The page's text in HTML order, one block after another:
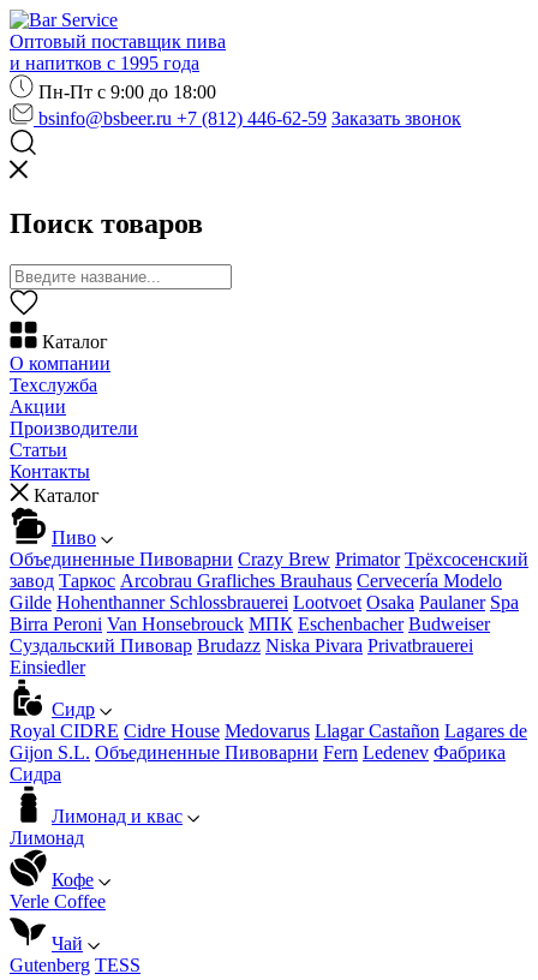
Оптовый поставщик пива
и напитков с 1995 года
Пн-Пт с 9:00 до 18:00
bsinfo@bsbeer.ru +7 (812) 446-62-59 Заказать звонок
Поиск товаров
Каталог
О компании
Техслужба
Акции
Производители
Статьи
Контакты
Каталог
Пиво
Объединенные Пивоварни Crazy Brew Primator Трёхсосенский
завод Таркос Arcobrau Grafliches Brauhaus Cervecería Modelo
Gilde Hohenthanner Schlossbrauerei Lootvoet Osaka Paulaner Spa
Birra Peroni Van Honsebrouck МПК Eschenbacher Budweiser
Суздальский Пивовар Brudazz Niska Pivara Privatbrauerei
Einsiedler
Сидр
Royal CIDRE Cidre House Medovarus Llagar Castañon Lagares de
Gijon S.L. Объединенные Пивоварни Fern Ledenev Фабрика
Сидра
Лимонад и квас
Лимонад
Кофе
Verle Coffee
Чай
Gutenberg TESS